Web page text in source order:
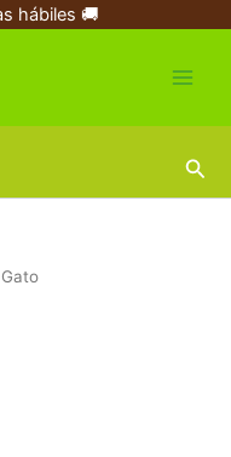
hábiles 🚚